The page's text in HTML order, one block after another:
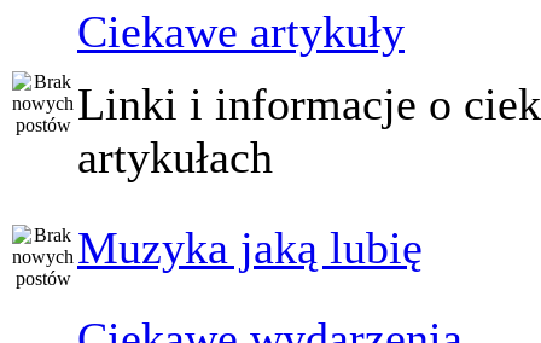
Ciekawe artykuły
Linki i informacje o
artykułach
Muzyka jaką lubię